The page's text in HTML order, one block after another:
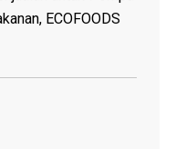
ECOFOODS